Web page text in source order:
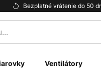
Bezplatné vrátenie do 50
Ventilátory